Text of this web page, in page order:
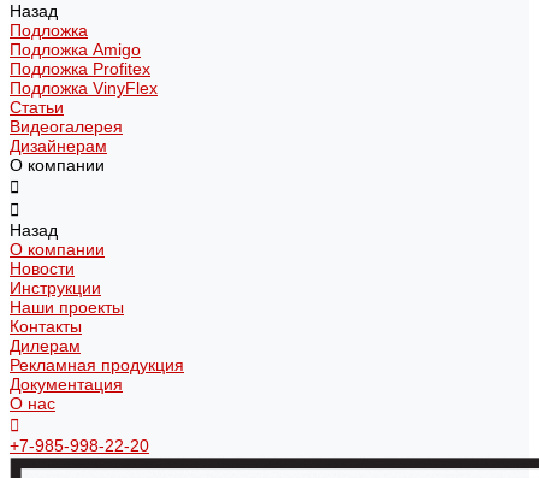
Назад
Подложка
Подложка Amigo
Подложка Profitex
Подложка VinyFlex
Статьи
Видеогалерея
Дизайнерам
О компании
Назад
О компании
Новости
Инструкции
Наши проекты
Контакты
Дилерам
Рекламная продукция
Документация
О нас
+7-985-998-22-20